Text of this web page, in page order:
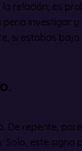
relación, es
investigar
si estabas
De repente,
Solo, este signo